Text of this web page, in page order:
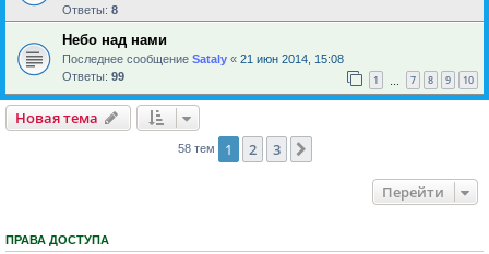
Ответы: 8
Небо над нами
Последнее сообщение Sataly « 21 июн 2014, 15:08
Ответы: 99 1 7 8 9 10
Новая тема
58 тем 1 2 3
Перейти
ПРАВА ДОСТУПА